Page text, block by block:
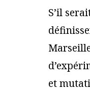
S’il
et